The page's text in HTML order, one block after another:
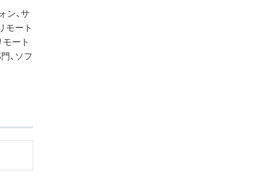
ン、サ
モート
ート
、ソフ